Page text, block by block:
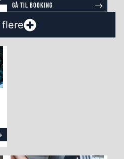
Gå til booking
flere